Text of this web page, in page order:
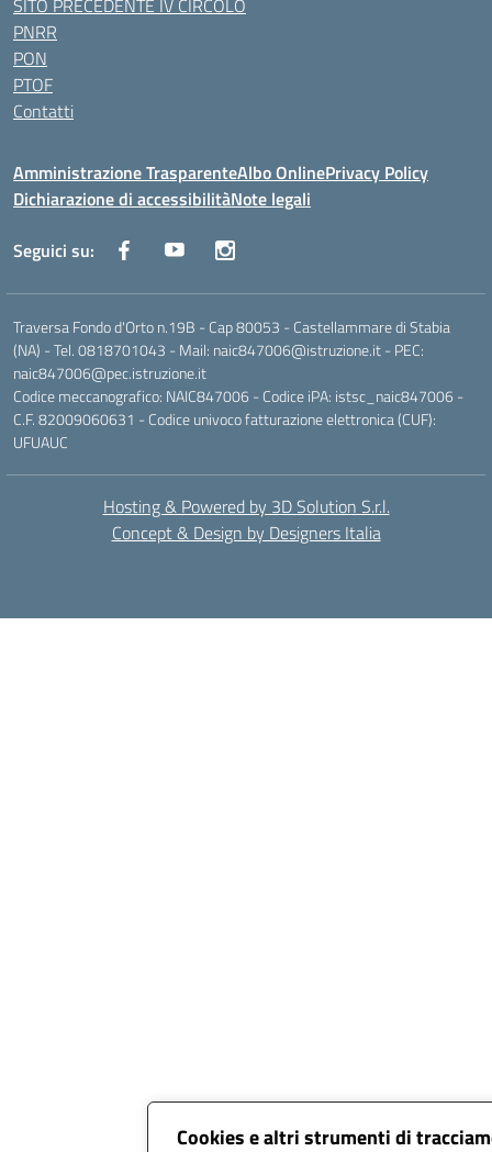
Cookies e altri strumenti di
SITO PRECEDENTE IV CIRCOLO
PNRR
PON
PTOF
Contatti
Amministrazione TrasparenteAlbo OnlinePrivacy Policy
Dichiarazione di accessibilitàNote legali
Seguici su:
Traversa Fondo d'Orto n.19B - Cap 80053 - Castellammare di Stabia
(NA) - Tel. 0818701043 - Mail: naic847006@istruzione.it - PEC:
naic847006@pec.istruzione.it
Codice meccanografico: NAIC847006 - Codice iPA: istsc_naic847006 -
C.F. 82009060631 - Codice univoco fatturazione elettronica (CUF):
UFUAUC
Hosting & Powered by 3D Solution S.r.l.
Concept & Design by Designers Italia